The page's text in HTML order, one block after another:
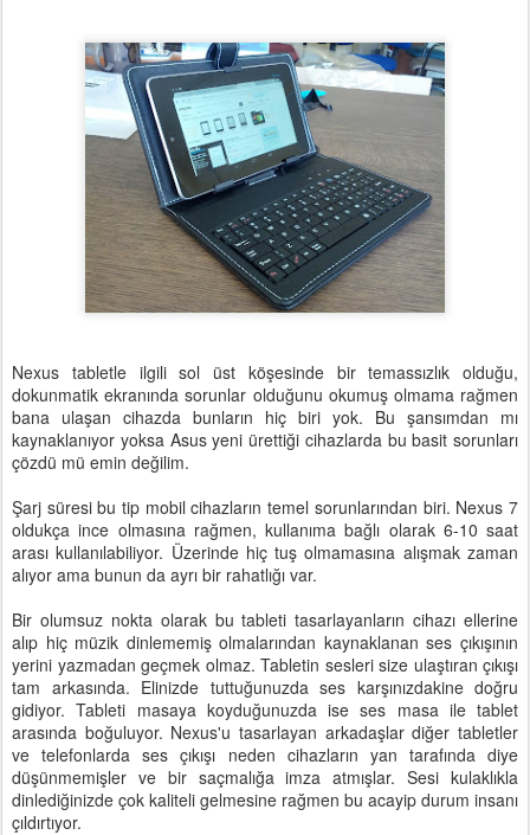
Nexus tabletle ilgili sol üst köşesinde bir temassızlık olduğu,
dokunmatik ekranında sorunlar olduğunu okumuş olmama rağmen
bana ulaşan cihazda bunların hiç biri yok. Bu şansımdan mı
kaynaklanıyor yoksa Asus yeni ürettiği cihazlarda bu basit sorunları
çözdü mü emin değilim.
Şarj süresi bu tip mobil cihazların temel sorunlarından biri. Nexus 7
oldukça ince olmasına rağmen, kullanıma bağlı olarak 6-10 saat
arası kullanılabiliyor. Üzerinde hiç tuş olmamasına alışmak zaman
alıyor ama bunun da ayrı bir rahatlığı var.
Bir olumsuz nokta olarak bu tableti tasarlayanların cihazı ellerine
alıp hiç müzik dinlememiş olmalarından kaynaklanan ses çıkışının
yerini yazmadan geçmek olmaz. Tabletin sesleri size ulaştıran çıkışı
tam arkasında. Elinizde tuttuğunuzda ses karşınızdakine doğru
gidiyor. Tableti masaya koyduğunuzda ise ses masa ile tablet
arasında boğuluyor. Nexus'u tasarlayan arkadaşlar diğer tabletler
ve telefonlarda ses çıkışı neden cihazların yan tarafında diye
düşünmemişler ve bir saçmalığa imza atmışlar. Sesi kulaklıkla
dinlediğinizde çok kaliteli gelmesine rağmen bu acayip durum insanı
çıldırtıyor.